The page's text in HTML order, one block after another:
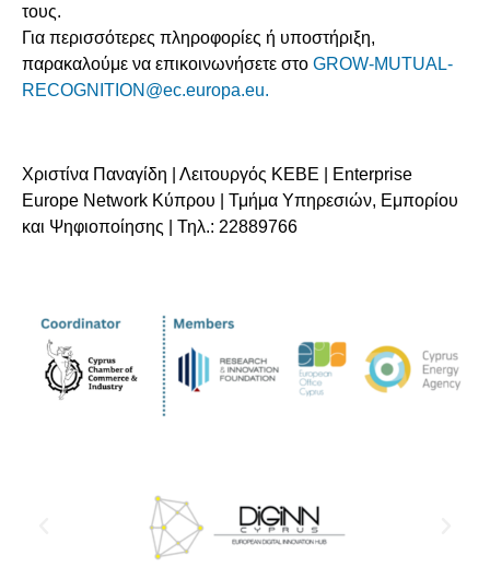
τους.
Για περισσότερες πληροφορίες ή υποστήριξη,
παρακαλούμε να επικοινωνήσετε στο GROW-MUTUAL-
RECOGNITION@ec.europa.eu.
Χριστίνα Παναγίδη | Λειτουργός ΚΕΒΕ | Enterprise
Europe Network Κύπρου | Τμήμα Υπηρεσιών, Εμπορίου
και Ψηφιοποίησης | Τηλ.: 22889766